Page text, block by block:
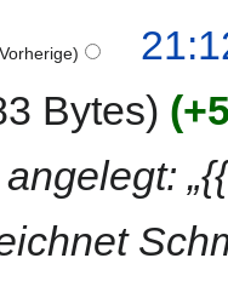
Vorherige
Bytes